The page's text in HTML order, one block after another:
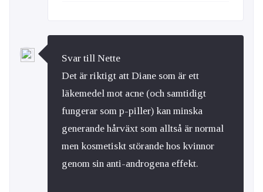
Svar till Nette
Det är riktigt att Diane som är ett
läkemedel mot acne (och samtidigt
fungerar som p-piller) kan minska
generande hårväxt som alltså är normal
men kosmetiskt störande hos kvinnor
genom sin anti-androgena effekt.